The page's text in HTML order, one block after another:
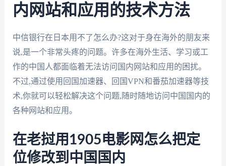
内网站和应用的技术方法
中信银行在日本用不了怎么办?这对于身在海外的朋友来
说,是一个非常头疼的问题。许多在海外生活、学习或工
作的中国人都面临着无法访问国内网站和应用的困扰。
不过,通过使用回国加速器、回国VPN和番茄加速器等技
术,你就可以轻松解决这个问题,随时随地访问中国国内的
各种网站和应用。
在老挝用1905电影网怎么把定
位修改到中国国内